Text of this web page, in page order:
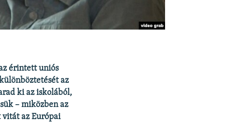
érintett uniós
az
ki az iskolából,
– miközben az
az Európai